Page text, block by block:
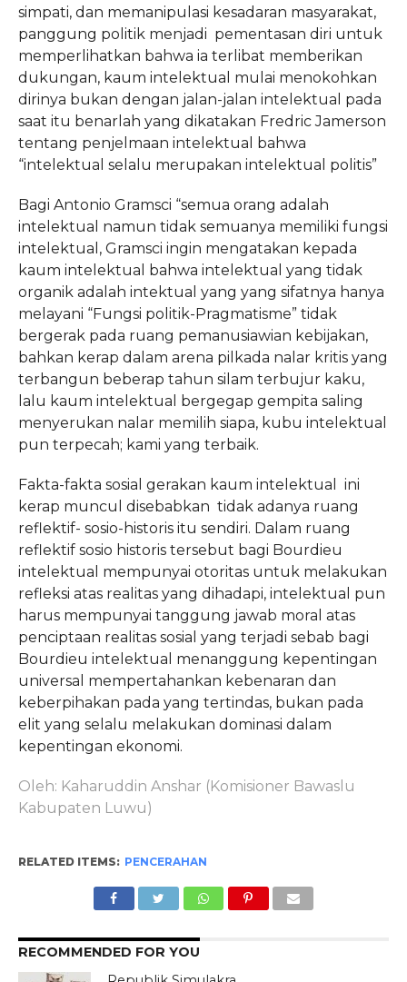
simpati, dan memanipulasi kesadaran masyarakat,
panggung politik menjadi pementasan diri untuk
memperlihatkan bahwa ia terlibat memberikan
dukungan, kaum intelektual mulai menokohkan
dirinya bukan dengan jalan-jalan intelektual pada
saat itu benarlah yang dikatakan Fredric Jamerson
tentang penjelmaan intelektual bahwa
“intelektual selalu merupakan intelektual politis”
Bagi Antonio Gramsci “semua orang adalah
intelektual namun tidak semuanya memiliki fungsi
intelektual, Gramsci ingin mengatakan kepada
kaum intelektual bahwa intelektual yang tidak
organik adalah intektual yang yang sifatnya hanya
melayani “Fungsi politik-Pragmatisme” tidak
bergerak pada ruang pemanusiawian kebijakan,
bahkan kerap dalam arena pilkada nalar kritis yang
terbangun beberap tahun silam terbujur kaku,
lalu kaum intelektual bergegap gempita saling
menyerukan nalar memilih siapa, kubu intelektual
pun terpecah; kami yang terbaik.
Fakta-fakta sosial gerakan kaum intelektual ini
kerap muncul disebabkan tidak adanya ruang
reflektif- sosio-historis itu sendiri. Dalam ruang
reflektif sosio historis tersebut bagi Bourdieu
intelektual mempunyai otoritas untuk melakukan
refleksi atas realitas yang dihadapi, intelektual pun
harus mempunyai tanggung jawab moral atas
penciptaan realitas sosial yang terjadi sebab bagi
Bourdieu intelektual menanggung kepentingan
universal mempertahankan kebenaran dan
keberpihakan pada yang tertindas, bukan pada
elit yang selalu melakukan dominasi dalam
kepentingan ekonomi.
Oleh: Kaharuddin Anshar (Komisioner Bawaslu
Kabupaten Luwu)
RELATED ITEMS: PENCERAHAN
RECOMMENDED FOR YOU